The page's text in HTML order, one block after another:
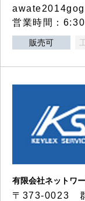
営業時間：
販売可
有限会社ネットワ
〒373-0023